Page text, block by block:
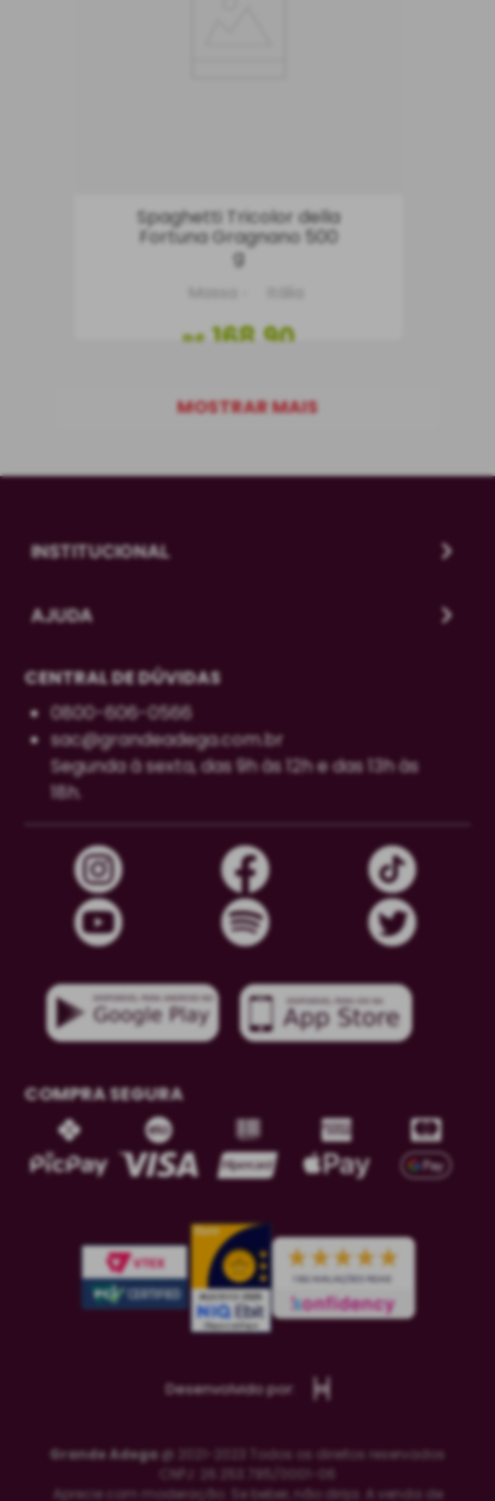
Spaghetti Tricolor della
Fortuna Gragnano 500
g
R$ 168,90
COMPRAR
MOSTRAR MAIS
INSTITUCIONAL
AJUDA
CENTRAL DE DÚVIDAS
0800-606-0566
sac@grandeadega.com.br
Segunda à sexta, das 9h às 12h e das 13h às
18h.
COMPRA SEGURA
Desenvolvido por:
Grande Adega @ 2021-2023 Todos os direitos reservados
CNPJ: 26.253.785/0001-06
Aprecie com moderação. Se beber, não dirija. A venda de